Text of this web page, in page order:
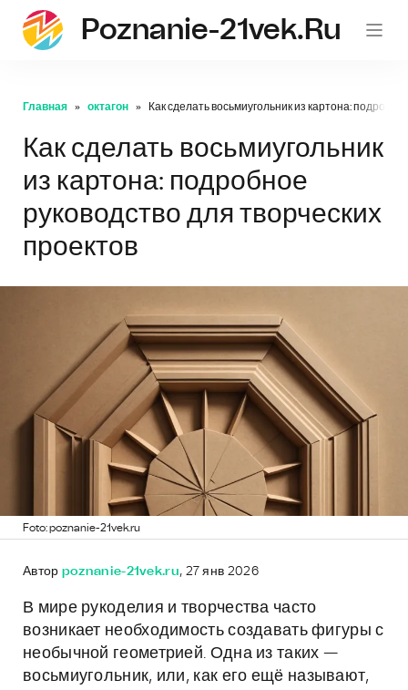
Poznanie-21vek.ru
Главная октагон Как сделать восьмиугольник из картона:
Как сделать восьмиугольник
из картона: подробное
руководство для творческих
проектов
Foto: poznanie-21vek.ru
Автор poznanie-21vek.ru, 27 янв 2026
В мире рукоделия и творчества часто
возникает необходимость создавать фигуры с
необычной геометрией. Одна из таких —
восьмиугольник, или, как его ещё называют,